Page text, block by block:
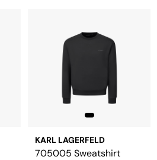
KARL LAGERFELD
705005 Sweatshirt